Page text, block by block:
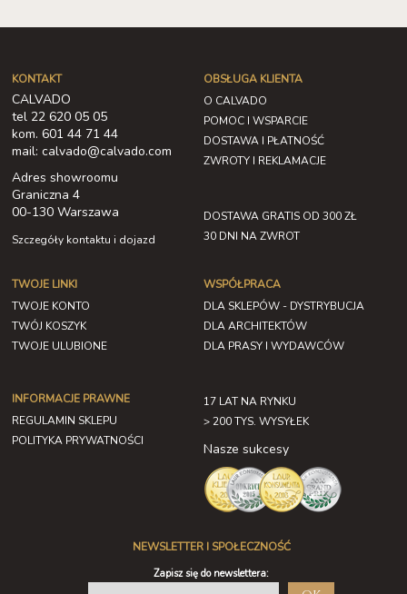
KONTAKT
CALVADO
tel 22 620 05 05
kom. 601 44 71 44
mail: calvado@calvado.com
Adres showroomu
Graniczna 4
00-130 Warszawa
Szczegóły kontaktu i dojazd
OBSŁUGA KLIENTA
O CALVADO
POMOC I WSPARCIE
DOSTAWA I PŁATNOŚĆ
ZWROTY I REKLAMACJE
DOSTAWA GRATIS OD 300 ZŁ
30 DNI NA ZWROT
TWOJE LINKI
TWOJE KONTO
TWÓJ KOSZYK
TWOJE ULUBIONE
INFORMACJE PRAWNE
REGULAMIN SKLEPU
POLITYKA PRYWATNOŚCI
WSPÓŁPRACA
DLA SKLEPÓW - DYSTRYBUCJA
DLA ARCHITEKTÓW
DLA PRASY I WYDAWCÓW
17 LAT NA RYNKU
> 200 TYS. WYSYŁEK
Nasze sukcesy
NEWSLETTER I SPOŁECZNOŚĆ
Zapisz się do newslettera: